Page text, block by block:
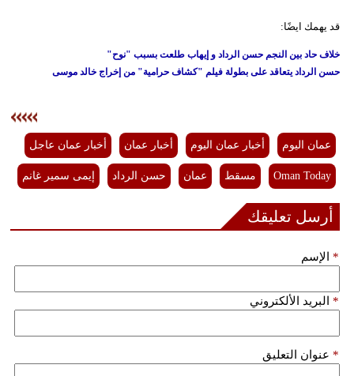
قد يهمك ايضًا:
خلاف حاد بين النجم حسن الرداد و إيهاب طلعت بسبب "نوح"
حسن الرداد يتعاقد على بطولة فيلم "كشاف حرامية" من إخراج خالد موسى
عمان اليوم أخبار عمان اليوم أخبار عمان أخبار عمان عاجل
Oman Today مسقط عمان حسن الرداد إيمى سمير غانم
أرسل تعليقك
الإسم *
البريد الألكتروني *
عنوان التعليق *